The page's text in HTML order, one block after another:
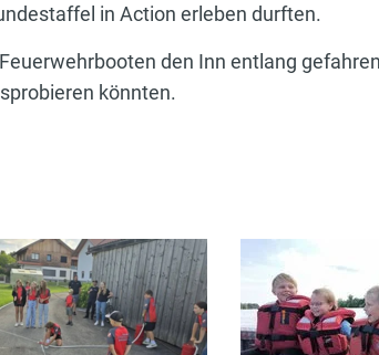
in Action erleben durften.
den Inn entlang
könnten.